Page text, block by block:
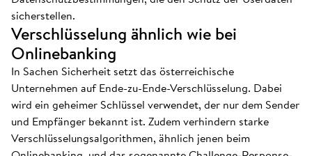
sicherstellen.
Verschlüsselung ähnlich wie bei
Onlinebanking
In Sachen Sicherheit setzt das österreichische
Unternehmen auf Ende-zu-Ende-Verschlüsselung. Dabei
wird ein geheimer Schlüssel verwendet, der nur dem Sender
und Empfänger bekannt ist. Zudem verhindern starke
Verschlüsselungsalgorithmen, ähnlich jenen beim